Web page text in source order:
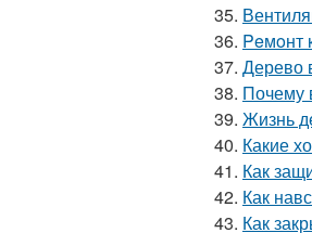
35.
36. Peмoнт
37. Дерево
38. Почему
39. Жизнь
40. Какие
41. Как
42. Как
43. Как